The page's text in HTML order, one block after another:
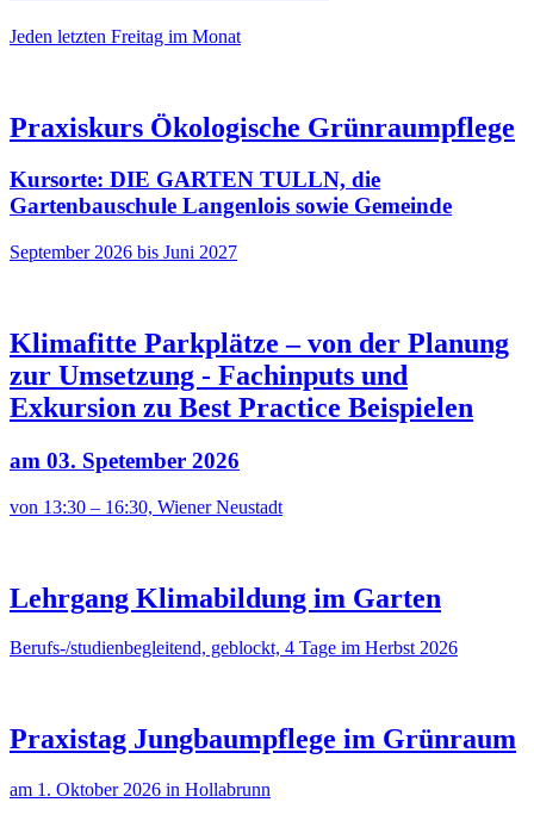
Jeden letzten Freitag im Monat
Praxiskurs Ökologische Grünraumpflege
Kursorte: DIE GARTEN TULLN, die
Gartenbauschule Langenlois sowie Gemeinde
September 2026 bis Juni 2027
Klimafitte Parkplätze – von der Planung
zur Umsetzung - Fachinputs und
Exkursion zu Best Practice Beispielen
am 03. Spetember 2026
von 13:30 – 16:30, Wiener Neustadt
Lehrgang Klimabildung im Garten
Berufs-/studienbegleitend, geblockt, 4 Tage im Herbst 2026
Praxistag Jungbaumpflege im Grünraum
am 1. Oktober 2026 in Hollabrunn